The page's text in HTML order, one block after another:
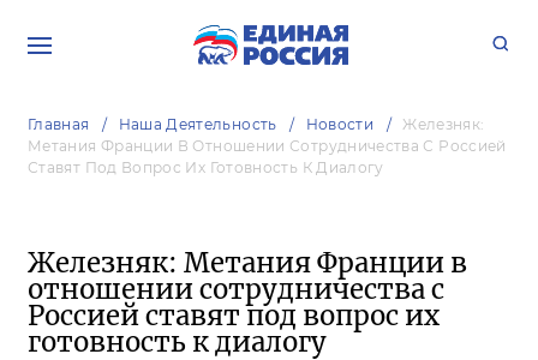
Главная Наша Деятельность Новости
Железняк:
Метания Франции В Отношении Сотрудничества С Россией
Ставят Под Вопрос Их Готовность К Диалогу
Железняк: Метания Франции в
отношении сотрудничества с
Россией ставят под вопрос их
готовность к диалогу